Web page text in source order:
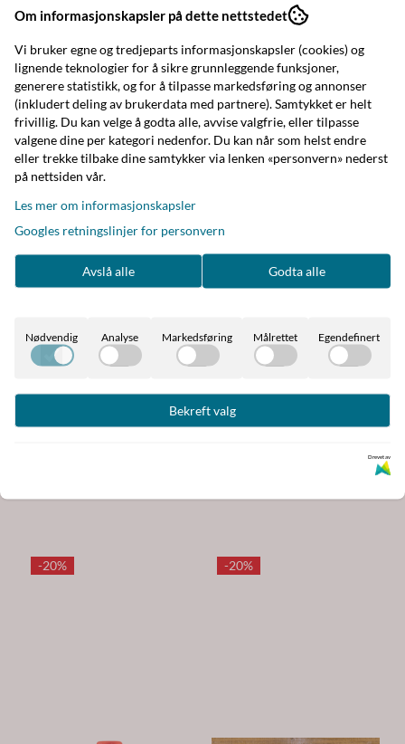
Trikem Ice Gel 1000ml Trikem Arnica Gel 1000ml
-20% -20%
Om informasjonskapsler på dette nettstedet
Vi bruker egne og tredjeparts informasjonskapsler (cookies) og
lignende teknologier for å sikre grunnleggende funksjoner,
generere statistikk, og for å tilpasse markedsføring og annonser
(inkludert deling av brukerdata med partnere). Samtykket er helt
frivillig. Du kan velge å godta alle, avvise valgfrie, eller tilpasse
valgene dine per kategori nedenfor. Du kan når som helst endre
eller trekke tilbake dine samtykker via lenken «personvern» nederst
på nettsiden vår.
Les mer om informasjonskapsler
Googles retningslinjer for personvern
Avslå alle Godta alle
Nødvendig Analyse Markedsføring Målrettet Egendefinert
Bekreft valg
Drevet av